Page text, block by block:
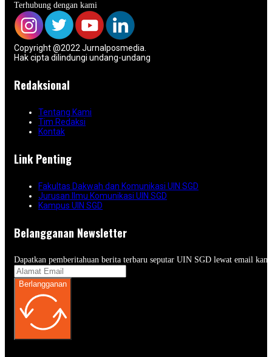
Terhubung dengan kami
Copyright @2022 Jurnalposmedia.
Hak cipta dilindungi undang-undang
Redaksional
Tentang Kami
Tim Redaksi
Kontak
Link Penting
Fakultas Dakwah dan Komunikasi UIN SGD
Jurusan Ilmu Komunikasi UIN SGD
Kampus UIN SGD
Belangganan Newsletter
Dapatkan pemberitahuan berita terbaru seputar UIN SGD lewat email
Berlangganan